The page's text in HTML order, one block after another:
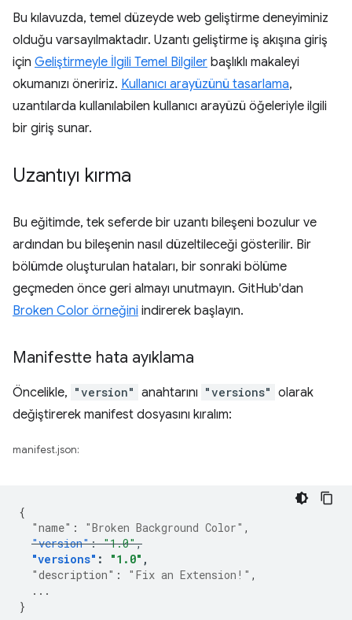
Bu kılavuzda, temel düzeyde web geliştirme deneyiminiz
olduğu varsayılmaktadır. Uzantı geliştirme iş akışına giriş
için Geliştirmeyle İlgili Temel Bilgiler başlıklı makaleyi
okumanızı öneririz. Kullanıcı arayüzünü tasarlama,
uzantılarda kullanılabilen kullanıcı arayüzü öğeleriyle ilgili
bir giriş sunar.
Uzantıyı kırma
Bu eğitimde, tek seferde bir uzantı bileşeni bozulur ve
ardından bu bileşenin nasıl düzeltileceği gösterilir. Bir
bölümde oluşturulan hataları, bir sonraki bölüme
geçmeden önce geri almayı unutmayın. GitHub'dan
Broken Color örneğini indirerek başlayın.
Manifestte hata ayıklama
Öncelikle, "version" anahtarını "versions" olarak
değiştirerek manifest dosyasını kıralım:
manifest.json:
{
"name" : "Broken Background Color" ,
"version": "1.0",
"versions" : "1.0" ,
"description" : "Fix an Extension!" ,
...
}